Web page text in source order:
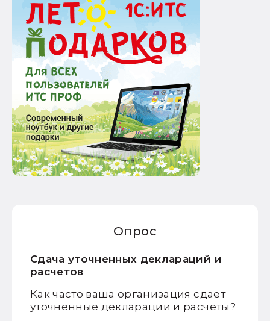
Опрос
Сдача уточненных деклараций и
расчетов
Как часто ваша организация сдает
уточненные декларации и расчеты?